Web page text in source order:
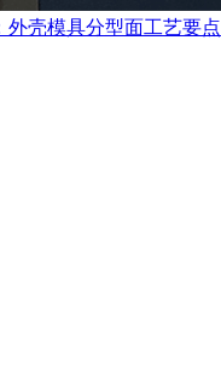
壳模具分型面工艺要点